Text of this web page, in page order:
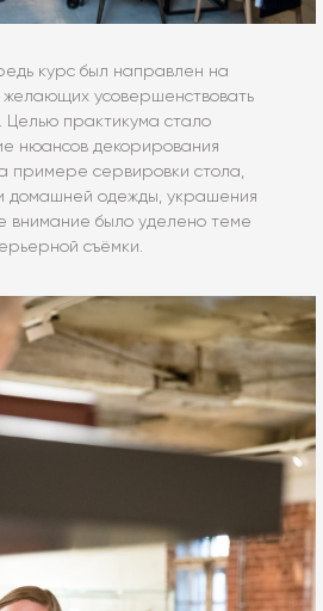
курс был направлен на
желающих усовершенствовать
Целью практикума стало
нюансов декорирования
примере сервировки стола,
домашней одежды, украшения
внимание было уделено теме
съёмки.